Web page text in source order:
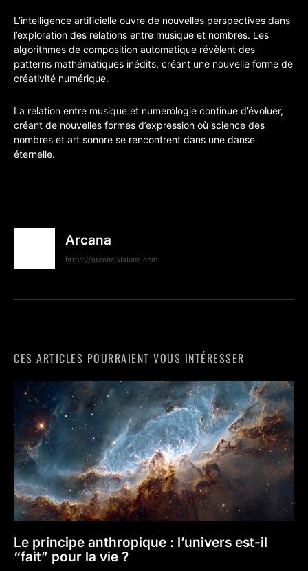
L’intelligence artificielle ouvre de nouvelles perspectives dans
l’exploration des relations entre musique et nombres. Les
algorithmes de composition automatique révèlent des
patterns mathématiques inédits, créant une nouvelle forme de
créativité numérique.
La relation entre musique et numérologie continue d’évoluer,
créant de nouvelles formes d’expression où science des
nombres et art sonore se rencontrent dans une danse
éternelle.
Arcana
https://arcane-visions.com
CES ARTICLES POURRAIENT VOUS INTÉRESSER
Le principe anthropique : l’univers est-il
“fait” pour la vie ?